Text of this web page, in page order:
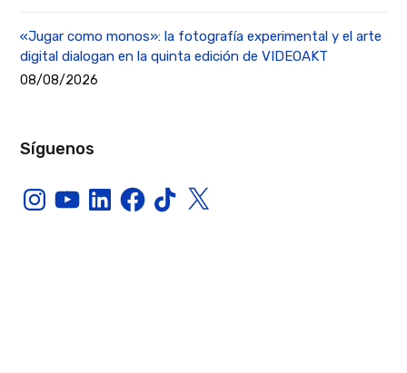
«Jugar como monos»: la fotografía experimental y el arte
digital dialogan en la quinta edición de VIDEOAKT
08/08/2026
Síguenos
InstagramYouTubeLinkedInFacebook
TikTokX